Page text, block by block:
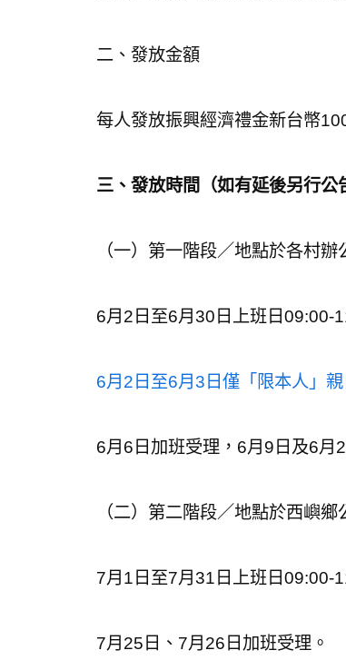
二、發放金額
每人發放振興經濟禮金新台幣
三、發放時間（如有延後另行公
（一）第一階段／地點於各村辦
6月2日至6月30日上班日09:00-
6月2日至6月3日僅「限本人」
6月6日加班受理，6月9日及6月
（二）第二階段／地點於西嶼鄉
7月1日至7月31日上班日09:00-
7月25日、7月26日加班受理。